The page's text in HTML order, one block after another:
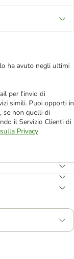
ha avuto negli ultimi
per l'invio di
simili. Puoi opporti in
se non quelli di
il Servizio Clienti di
Privacy